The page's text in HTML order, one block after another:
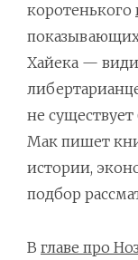
коротенького
Хайека —
не
Мак пишет
истории,
подбор
В главе про